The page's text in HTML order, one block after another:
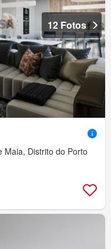
12 Fotos
Maia, Distrito do Porto